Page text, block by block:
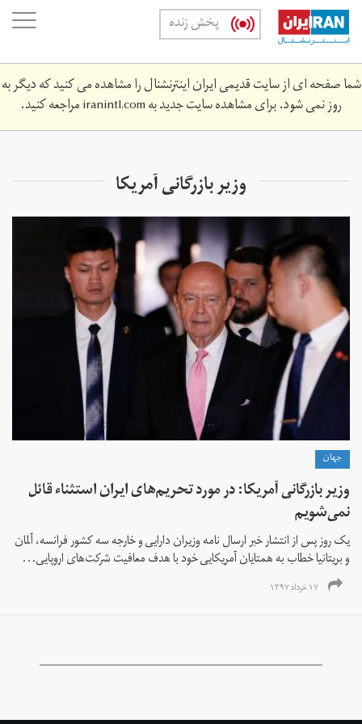
Skip
main
content
پخش زنده
شما صفحه ای از سایت قدیمی ایران اینترنشنال را مشاهده می کنید که دیگر به
روز نمی شود. برای مشاهده سایت جدید بهiranintl.comمراجعه کنید.
وزیر بازرگانی آمریکا
جهان
وزیر بازرگانی آمریکا: در مورد تحریم‌های ایران استثناء قائل
نمی‌شویم
یک روز پس از انتشار خبر ارسال نامه وزیران دارایی و خارجه سه کشور فرانسه، آلمان
و بریتانیا خطاب به همتایان آمریکایی خود با هدف معافیت شرکت‌های اروپایی...
۱۷ خرداد ۱۳۹۷